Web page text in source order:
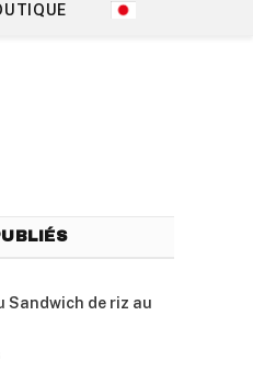
Sandwich de riz au